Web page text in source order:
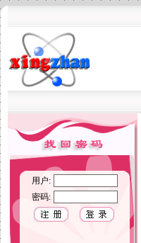
用户:
密码: